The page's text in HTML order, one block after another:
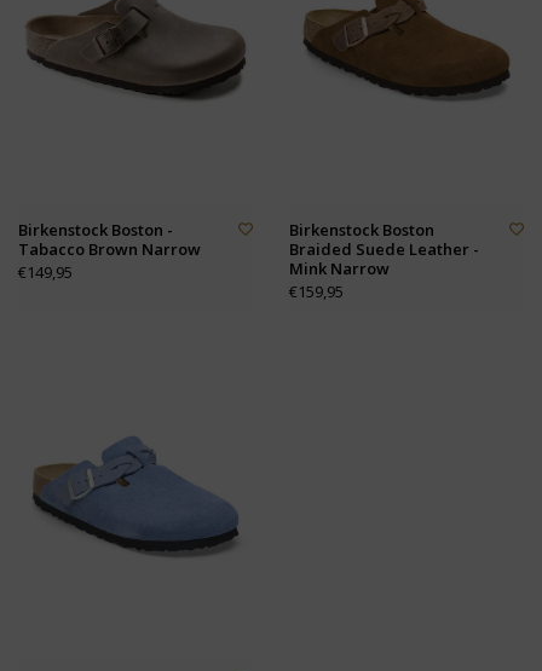
Birkenstock Boston -
Tabacco Brown Narrow
€149,95
Birkenstock Boston
Braided Suede Leather -
Mink Narrow
€159,95